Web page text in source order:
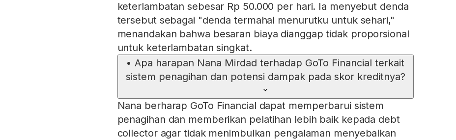
keterlambatan sebesar Rp 50.000 per hari. Ia menyebut denda
tersebut sebagai "denda termahal menurutku untuk sehari,"
menandakan bahwa besaran biaya dianggap tidak proporsional
untuk keterlambatan singkat.
• Apa harapan Nana Mirdad terhadap GoTo Financial terkait
sistem penagihan dan potensi dampak pada skor kreditnya?
Nana berharap GoTo Financial dapat memperbarui sistem
penagihan dan memberikan pelatihan lebih baik kepada debt
collector agar tidak menimbulkan pengalaman menyebalkan